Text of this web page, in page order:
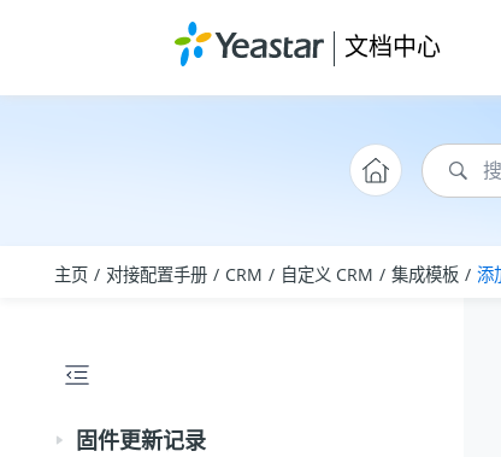
文档中心
主页 对接配置手册 CRM 自定义 CRM 集成模板 添
固件更新记录